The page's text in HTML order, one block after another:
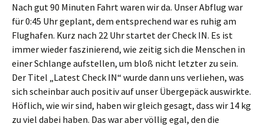
Nach gut 90 Minuten Fahrt waren wir da. Unser Abflug war
für 0:45 Uhr geplant, dem entsprechend war es ruhig am
Flughafen. Kurz nach 22 Uhr startet der Check IN. Es ist
immer wieder faszinierend, wie zeitig sich die Menschen in
einer Schlange aufstellen, um bloß nicht letzter zu sein.
Der Titel „Latest Check IN“ wurde dann uns verliehen, was
sich scheinbar auch positiv auf unser Übergepäck auswirkte.
Höflich, wie wir sind, haben wir gleich gesagt, dass wir 14 kg
zu viel dabei haben. Das war aber völlig egal, den die